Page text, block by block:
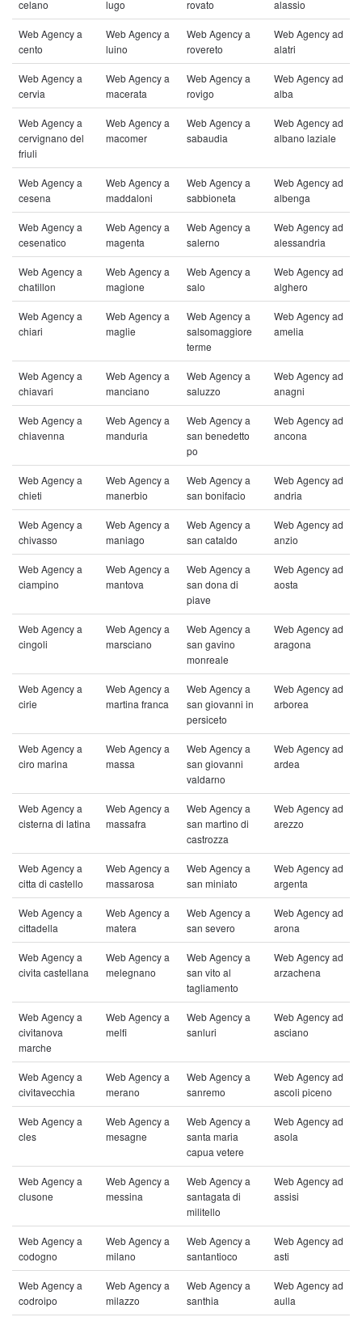
celano lugo rovato alassio
Web Agency a
cento
Web Agency a
luino
Web Agency a
rovereto
Web Agency ad
alatri
Web Agency a
cervia
Web Agency a
macerata
Web Agency a
rovigo
Web Agency ad
alba
Web Agency a
cervignano del
friuli
Web Agency a
macomer
Web Agency a
sabaudia
Web Agency ad
albano laziale
Web Agency a
cesena
Web Agency a
maddaloni
Web Agency a
sabbioneta
Web Agency ad
albenga
Web Agency a
cesenatico
Web Agency a
magenta
Web Agency a
salerno
Web Agency ad
alessandria
Web Agency a
chatillon
Web Agency a
magione
Web Agency a
salo
Web Agency ad
alghero
Web Agency a
chiari
Web Agency a
maglie
Web Agency a
salsomaggiore
terme
Web Agency ad
amelia
Web Agency a
chiavari
Web Agency a
manciano
Web Agency a
saluzzo
Web Agency ad
anagni
Web Agency a
chiavenna
Web Agency a
manduria
Web Agency a
san benedetto
po
Web Agency ad
ancona
Web Agency a
chieti
Web Agency a
manerbio
Web Agency a
san bonifacio
Web Agency ad
andria
Web Agency a
chivasso
Web Agency a
maniago
Web Agency a
san cataldo
Web Agency ad
anzio
Web Agency a
ciampino
Web Agency a
mantova
Web Agency a
san dona di
piave
Web Agency ad
aosta
Web Agency a
cingoli
Web Agency a
marsciano
Web Agency a
san gavino
monreale
Web Agency ad
aragona
Web Agency a
cirie
Web Agency a
martina franca
Web Agency a
san giovanni in
persiceto
Web Agency ad
arborea
Web Agency a
ciro marina
Web Agency a
massa
Web Agency a
san giovanni
valdarno
Web Agency ad
ardea
Web Agency a
cisterna di latina
Web Agency a
massafra
Web Agency a
san martino di
castrozza
Web Agency ad
arezzo
Web Agency a
citta di castello
Web Agency a
massarosa
Web Agency a
san miniato
Web Agency ad
argenta
Web Agency a
cittadella
Web Agency a
matera
Web Agency a
san severo
Web Agency ad
arona
Web Agency a
civita castellana
Web Agency a
melegnano
Web Agency a
san vito al
tagliamento
Web Agency ad
arzachena
Web Agency a
civitanova
marche
Web Agency a
melfi
Web Agency a
sanluri
Web Agency ad
asciano
Web Agency a
civitavecchia
Web Agency a
merano
Web Agency a
sanremo
Web Agency ad
ascoli piceno
Web Agency a
cles
Web Agency a
mesagne
Web Agency a
santa maria
capua vetere
Web Agency ad
asola
Web Agency a
clusone
Web Agency a
messina
Web Agency a
santagata di
militello
Web Agency ad
assisi
Web Agency a
codogno
Web Agency a
milano
Web Agency a
santantioco
Web Agency ad
asti
Web Agency a
codroipo
Web Agency a
milazzo
Web Agency a
santhia
Web Agency ad
aulla